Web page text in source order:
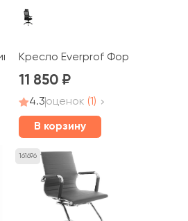
/ Flip
Кресло Everprof Форк / Work
11 850
4.3оценок (1)
В корзину
161696